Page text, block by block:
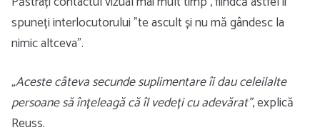
spuneți interlocutorului ”te ascult și nu mă gândesc la
nimic altceva”.
„Aceste câteva secunde suplimentare îi dau celeilalte
persoane să înțeleagă că îl vedeți cu adevărat”, explică
Reuss.